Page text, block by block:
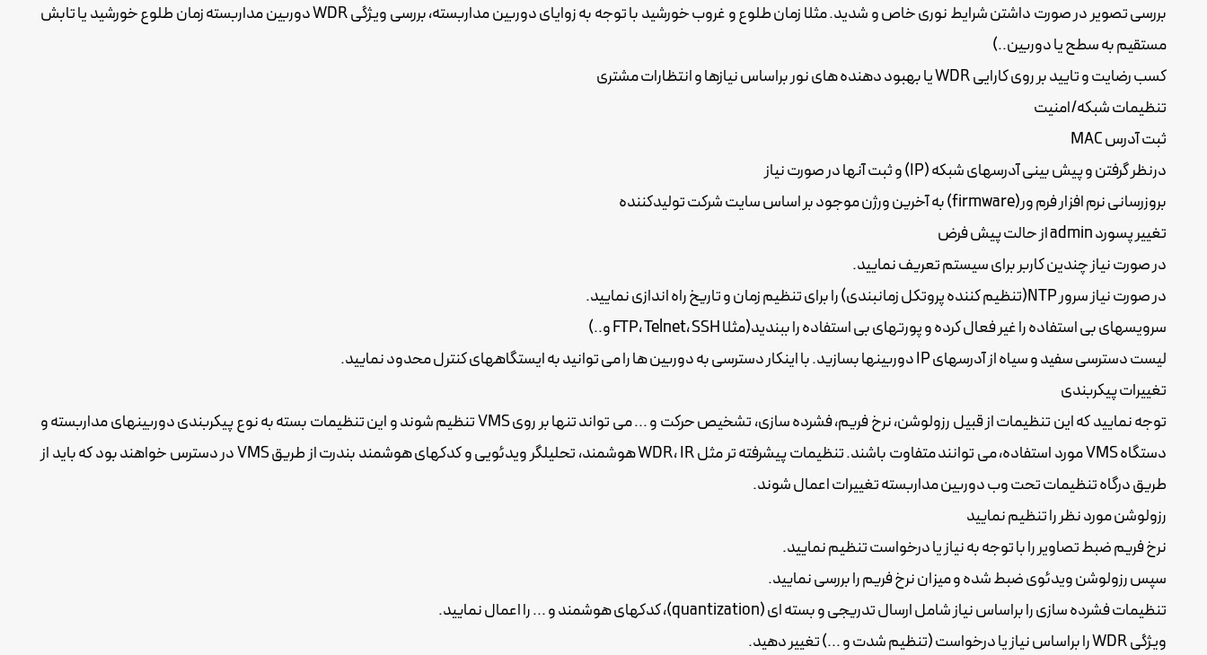
بررسی تصویر در صورت داشتن شرایط نوری خاص و شدید. مثلا زمان طلوع و غروب خورشید با توجه به زوایای دوربین مداربسته، بررسی ویژگی WDR دوربین مداربسته زمان طلوع خورشید یا تابش
مستقیم به سطح یا دوربین..)
کسب رضایت و تایید بر روی کارایی WDR یا بهبود دهنده های نور براساس نیازها و انتظارات مشتری
تنظیمات شبکه/امنیت
ثبت آدرس MAC
درنظر گرفتن و پیش بینی آدرسهای شبکه (IP) و ثبت آنها در صورت نیاز
بروزرسانی نرم افزار فرم ور(firmware) به آخرین ورژن موجود بر اساس سایت شرکت تولیدکننده
تغییر پسورد admin از حالت پیش فرض
در صورت نیاز چندین کاربر برای سیستم تعریف نمایید.
در صورت نیاز سرور NTP(تنظیم کننده پروتکل زمانبندی) را برای تنظیم زمان و تاریخ راه اندازی نمایید.
سرویسهای بی استفاده را غیر فعال کرده و پورتهای بی استفاده را ببندید(مثلا FTP، Telnet، SSH و..)
لیست دسترسی سفید و سیاه از آدرسهای IP دوربینها بسازید. با اینکار دسترسی به دوربین ها را می توانید به ایستگاههای کنترل محدود نمایید.
تغییرات پیکربندی
توجه نمایید که این تنظیمات از قبیل رزولوشن، نرخ فریم، فشرده سازی، تشخیص حرکت و ... می تواند تنها بر روی VMS تنظیم شوند و این تنظیمات بسته به نوع پیکربندی دوربینهای مداربسته و
دستگاه VMS مورد استفاده، می توانند متفاوت باشند. تنظیمات پیشرفته تر مثل WDR، IR هوشمند، تحلیلگر ویدئویی و کدکهای هوشمند بندرت از طریق VMS در دسترس خواهند بود که باید از
طریق درگاه تنظیمات تحت وب دوربین مداربسته تغییرات اعمال شوند.
رزولوشن مورد نظر را تنظیم نمایید
نرخ فریم ضبط تصاویر را با توجه به نیاز یا درخواست تنظیم نمایید.
سپس رزولوشن ویدئوی ضبط شده و میزان نرخ فریم را بررسی نمایید.
تنظیمات فشرده سازی را براساس نیاز شامل ارسال تدریجی و بسته ای (quantization)، کدکهای هوشمند و ... را اعمال نمایید.
ویژگی WDR را براساس نیاز یا درخواست (تنظیم شدت و ...) تغییر دهید.